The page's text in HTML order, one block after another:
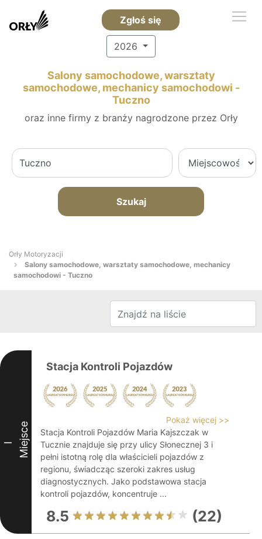
Zgłoś się
2026
Salony samochodowe, warsztaty
samochodowe, mechanicy samochodowi -
Tuczno
oraz inne firmy z branży nagrodzone przez Orły
Szukaj
Orły Motoryzacji
Salony samochodowe, warsztaty samochodowe, mechanicy
samochodowi - Tuczno
I Miejsce
Stacja Kontroli Pojazdów
Pokaż więcej >>
Stacja Kontroli Pojazdów Maria Kajszczak w
Tucznie znajduje się przy ulicy Słonecznej 3 i
pełni istotną rolę dla właścicieli pojazdów z
regionu, świadcząc szeroki zakres usług
diagnostycznych. Jako podstawowa stacja
kontroli pojazdów, koncentruje ...
8.5 (22)